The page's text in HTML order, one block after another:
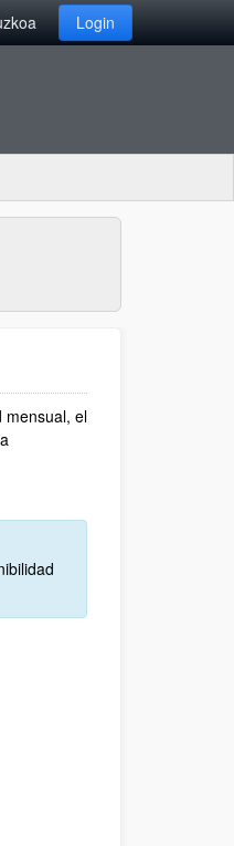
Login
mensual, el